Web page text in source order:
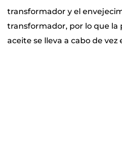
transformador y el
transformador, por lo que la
aceite se lleva a cabo de vez